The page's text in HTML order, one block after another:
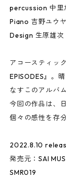
percussion 中里
Piano 吉野ユウ
Design 生原雄次
アコースティッ
EPISODES』。
なすこのアルバ
今回の作品は、
個々の感性を存
2022.8.10
発売元：SAI
SMR019